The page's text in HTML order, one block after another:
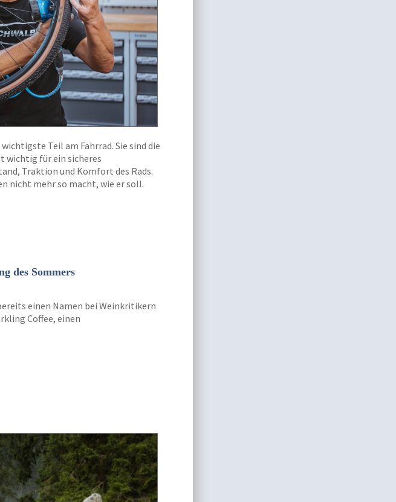
Teil am Fahrrad. Sie sind die
wichtig für ein sicheres
Traktion und Komfort des Rads.
nicht mehr so macht, wie er soll.
des Sommers
einen Namen bei Weinkritikern
Coffee, einen